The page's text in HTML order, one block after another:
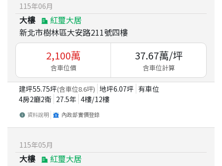
115年06月
大樓
紅璽大居
新北市樹林區大安路211號四樓
2,100萬
含車位價
37.67萬/坪
含車位計算
建坪55.75坪(含車位8.6坪) 地坪6.07坪 有車位
4房2廳2衛 27.5年 4樓/12樓
資料說明 內政部實價登錄
115年05月
大樓
紅璽大居